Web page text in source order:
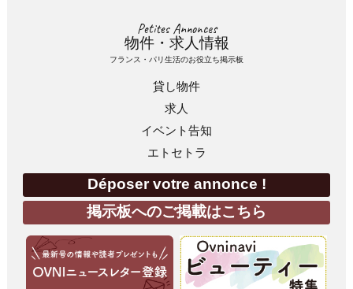
Petites Annonces
物件・求人情報
フランス・パリ生活のお役立ち掲示板
貸し物件
求人
イベント告知
エトセトラ
Déposer votre annonce !
掲示板へのご掲載はこちら